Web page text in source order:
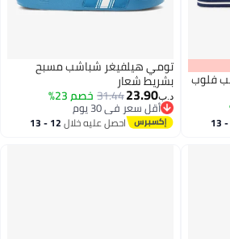
فلوب
12 - 13
تومي هيلفيغر شباشب مسبح
بشريط شعار
د.ب‏23.90
31.44خصم 23%
أقل سعر في 30 يوم
أقل سعر في 30 يوماحصل عليه خلال 12 - 13